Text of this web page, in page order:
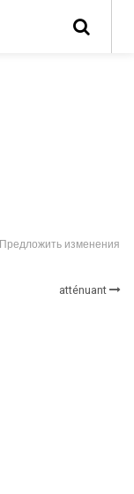
Предложить изменения
atténuant